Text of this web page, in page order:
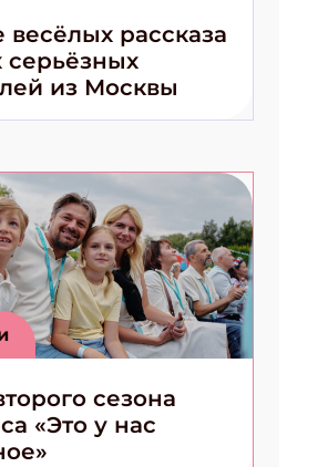
весёлых рассказа
серьёзных
из Москвы
сезона
«Это у нас